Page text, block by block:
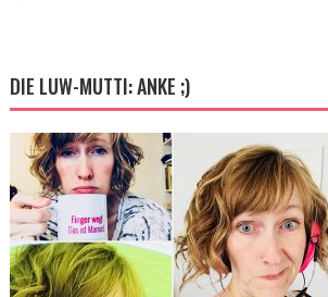
DIE LUW-MUTTI: ANKE ;)